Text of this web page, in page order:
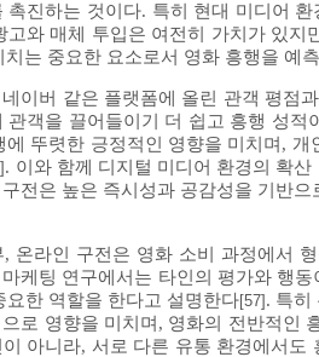
촉진하는 것이다. 특히 현대 미디어
고와 매체 투입은 여전히 가치가 있
는 중요한 요소로서 영화 흥행을 예
이버 같은 플랫폼에 올린 관객 평점
관객을 끌어들이기 더 쉽고 흥행 성
에 뚜렷한 긍정적인 영향을 미치며,
. 이와 함께 디지털 미디어 환경의 확
전은 높은 즉시성과 공감성을 기반
온라인 구전은 영화 소비 과정에서
케팅 연구에서는 타인의 평가와 행
한 역할을 한다고 설명한다[57] . 특히
로 영향을 미치며, 영화의 전반적인
아니라, 서로 다른 유통 환경에서